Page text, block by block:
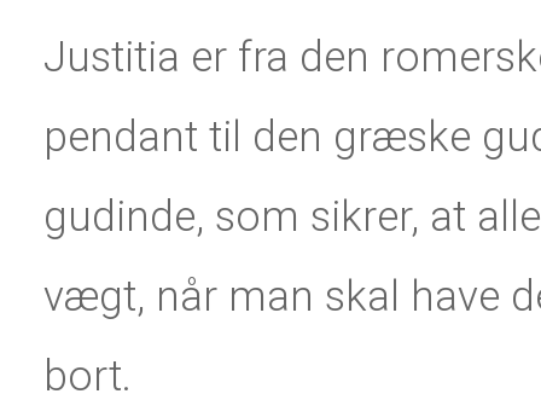
Justitia er fra den
pendant til den græske
gudinde, som sikrer, at
vægt, når man skal have
bort.